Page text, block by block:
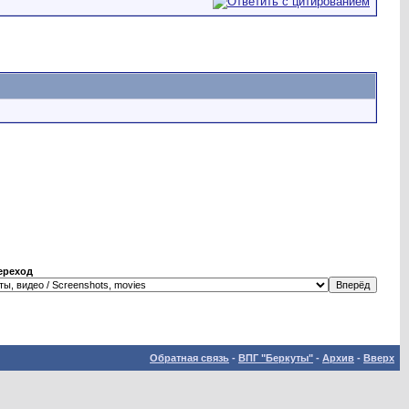
Обратная связь - ВПГ "Беркуты" - Архив - Вверх